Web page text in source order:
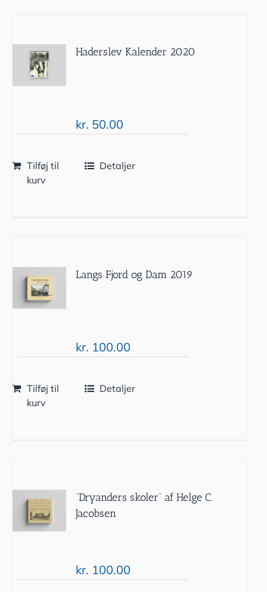
Haderslev Kalender 2020
kr. 50.00
Tilføj til
kurv
Detaljer
Langs Fjord og Dam 2019
kr. 100.00
Tilføj til
kurv
Detaljer
“Dryanders skoler” af Helge C.
Jacobsen
kr. 100.00